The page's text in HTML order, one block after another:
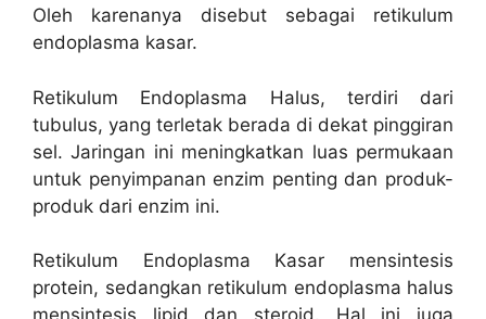
Oleh karenanya disebut sebagai retikulum
endoplasma kasar.
Retikulum Endoplasma Halus, terdiri dari
tubulus, yang terletak berada di dekat pinggiran
sel. Jaringan ini meningkatkan luas permukaan
untuk penyimpanan enzim penting dan produk-
produk dari enzim ini.
Retikulum Endoplasma Kasar mensintesis
protein, sedangkan retikulum endoplasma halus
mensintesis lipid dan steroid. Hal ini juga